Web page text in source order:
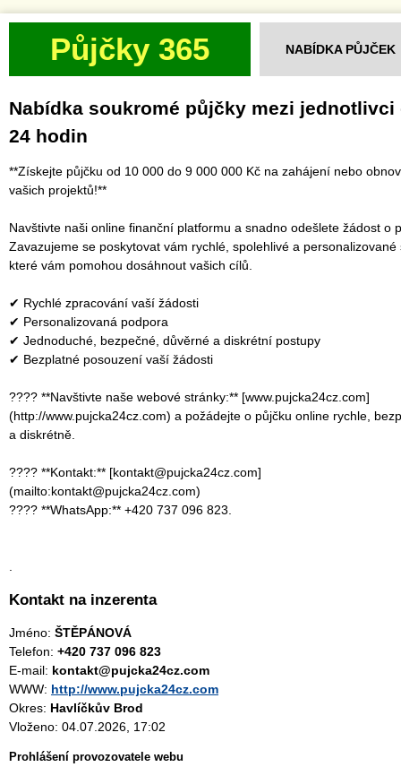
Půjčky 365 NABÍDKA PŮJČEK
Nabídka soukromé půjčky mezi jednotlivci
24 hodin
**Získejte půjčku od 10 000 do 9 000 000 Kč na zahájení nebo
vašich projektů!**
Navštivte naši online finanční platformu a snadno odešlete žádost o
Zavazujeme se poskytovat vám rychlé, spolehlivé a personalizované
které vám pomohou dosáhnout vašich cílů.
✔ Rychlé zpracování vaší žádosti
✔ Personalizovaná podpora
✔ Jednoduché, bezpečné, důvěrné a diskrétní postupy
✔ Bezplatné posouzení vaší žádosti
???? **Navštivte naše webové stránky:** [www.pujcka24cz.com]
(http://www.pujcka24cz.com) a požádejte o půjčku online rychle,
a diskrétně.
???? **Kontakt:** [kontakt@pujcka24cz.com]
(mailto:kontakt@pujcka24cz.com)
???? **WhatsApp:** +420 737 096 823.
Kontakt na inzerenta
Jméno: ŠTĚPÁNOVÁ
Telefon: +420 737 096 823
E-mail: kontakt@pujcka24cz.com
WWW: http://www.pujcka24cz.com
Okres: Havlíčkův Brod
Vloženo: 04.07.2026, 17:02
Prohlášení provozovatele webu